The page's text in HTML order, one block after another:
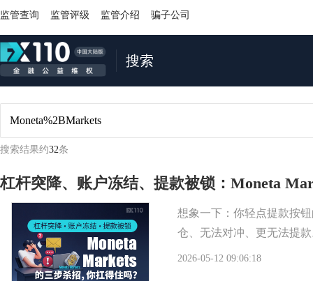
监管查询 监管评级 监管介绍 骗子公司
搜索
搜索结果约32条
杠杆突降、账户冻结、提款被锁：Moneta
想象一下：你轻点提款按
仓、无法对冲、更无法提
2026-05-12 09:06:18